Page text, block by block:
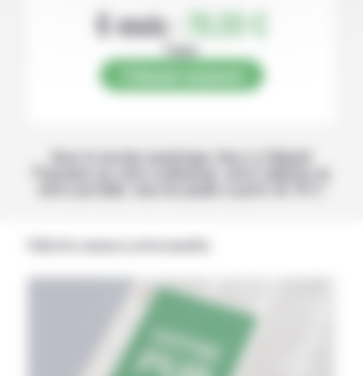
6 mois : 78,00 €
Papier
Avec la version numérique, lisez La Volonté
Paysanne sur votre ordinateur, votre tablette ou